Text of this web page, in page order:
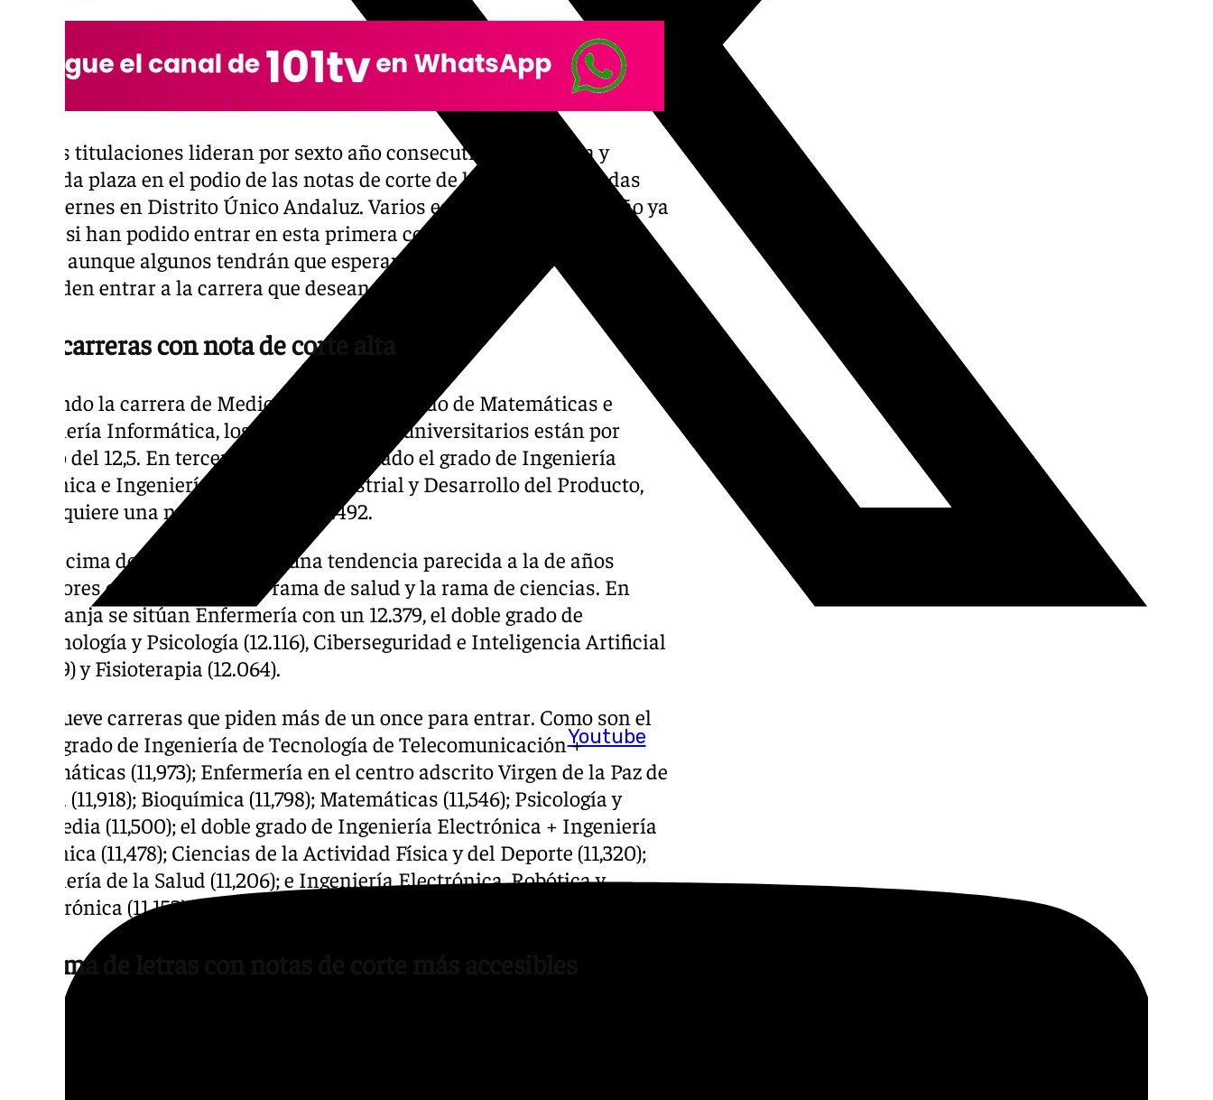
Youtube
Ambas titulaciones lideran por sexto año consecutivo la primera y
segunda plaza en el podio de las notas de corte de la UMA, publicadas
este viernes en Distrito Único Andaluz. Varios estudiantes malagueño ya
saben si han podido entrar en esta primera convocatorias de notas de
cortes aunque algunos tendrán que esperar hasta la siguiente para saber
si pueden entrar a la carrera que desean.
Más carreras con nota de corte alta
Quitando la carrera de Medicina y el doble grado de Matemáticas e
Ingeniería Informática, los demás estudios universitarios están por
debajo del 12,5. En tercer lugar se ha quedado el grado de Ingeniería
Mecánica e Ingeniería en Diseño Industrial y Desarrollo del Producto,
que requiere una nota de corte de 12.492.
Por encima del 12 se mantiene una tendencia parecida a la de años
anteriores con carreras de la rama de salud y la rama de ciencias. En
esta franja se sitúan Enfermería con un 12.379, el doble grado de
Criminología y Psicología (12.116), Ciberseguridad e Inteligencia Artificial
(12.069) y Fisioterapia (12.064).
Hay nueve carreras que piden más de un once para entrar. Como son el
doble grado de Ingeniería de Tecnología de Telecomunicación +
Matemáticas (11,973); Enfermería en el centro adscrito Virgen de la Paz de
Ronda (11,918); Bioquímica (11,798); Matemáticas (11,546); Psicología y
Logopedia (11,500); el doble grado de Ingeniería Electrónica + Ingeniería
Mecánica (11,478); Ciencias de la Actividad Física y del Deporte (11,320);
Ingeniería de la Salud (11,206); e Ingeniería Electrónica, Robótica y
Mecatrónica (11,152).
La rama de letras con notas de corte más accesibles